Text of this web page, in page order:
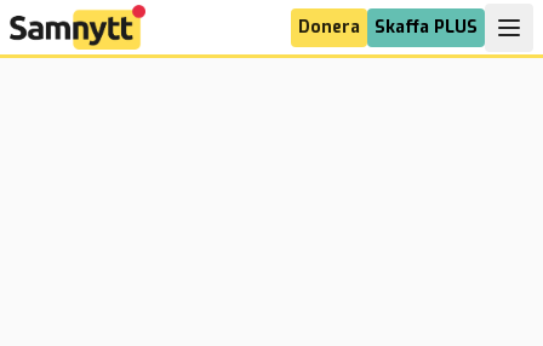
Donera Skaffa PLUS